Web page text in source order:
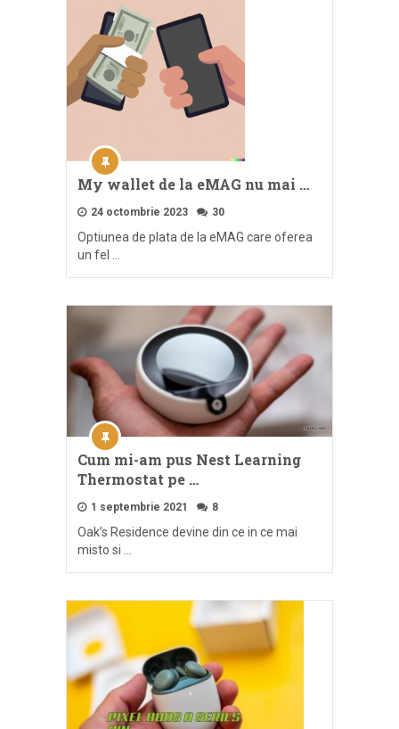
My wallet de la eMAG nu mai …
24 octombrie 2023 30
Optiunea de plata de la eMAG care oferea
un fel …
Cum mi-am pus Nest Learning
Thermostat pe …
1 septembrie 2021 8
Oak’s Residence devine din ce in ce mai
misto si …